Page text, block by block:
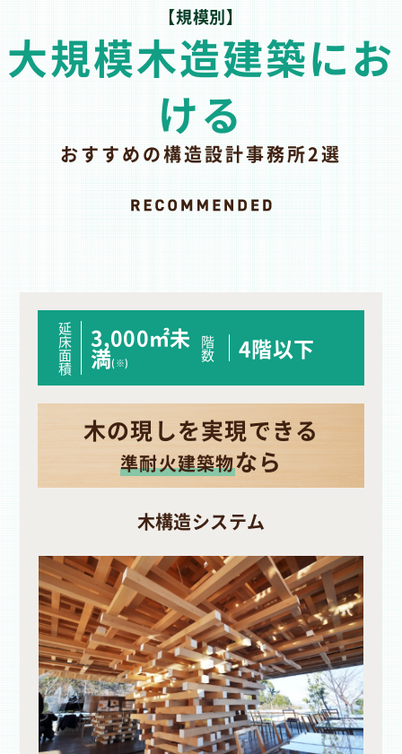
【規模別】
大規模木造建築にお
ける
おすすめの構造設計事務所2選
延
床
面
積
3,000㎡未
満(※)
階
数 4階以下
木の現しを実現できる
準耐火建築物なら
木構造システム